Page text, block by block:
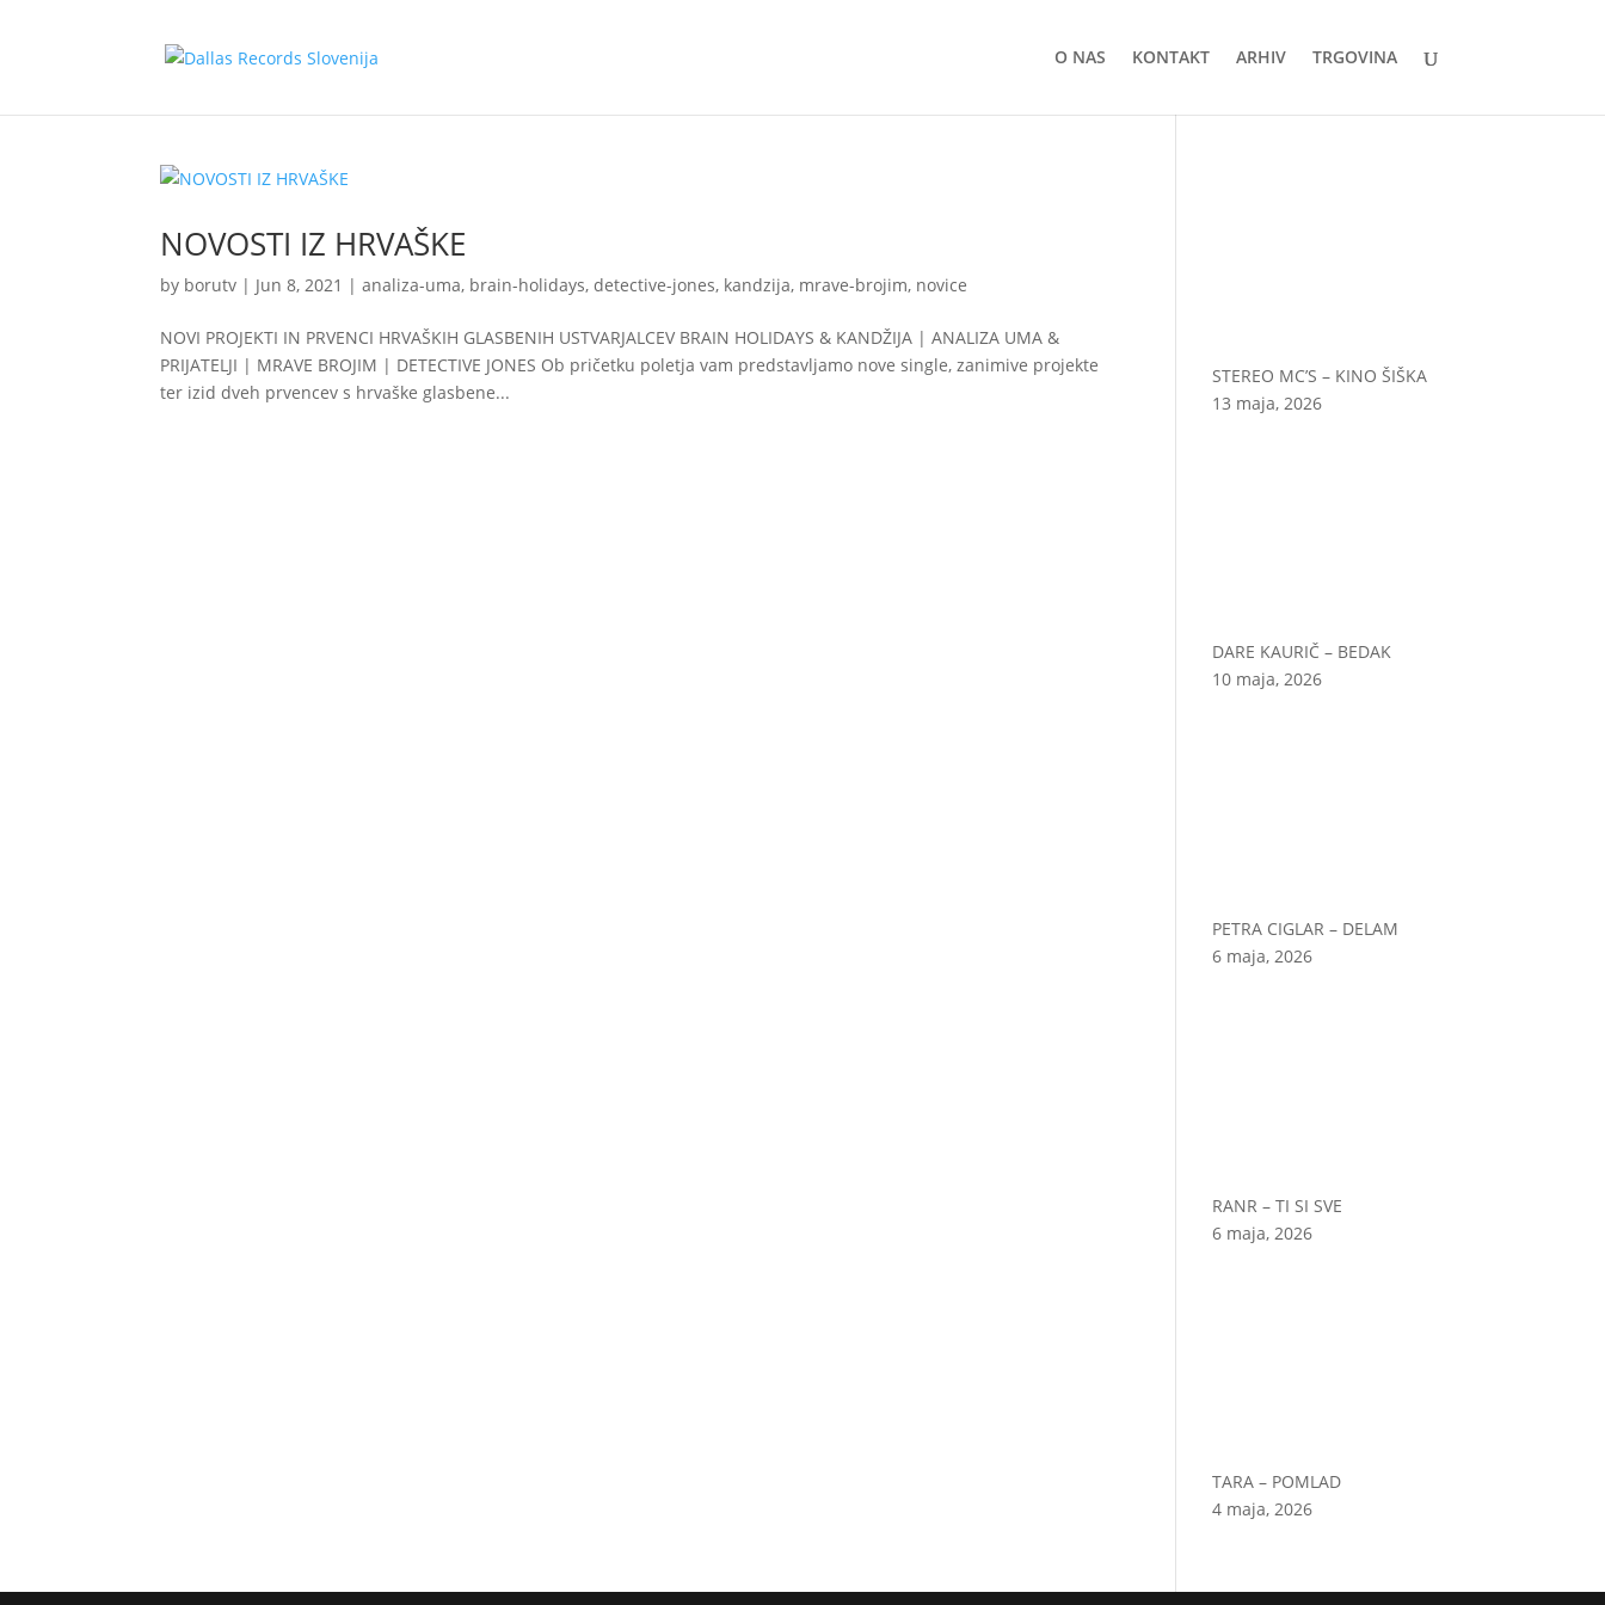
O NAS KONTAKT ARHIV TRGOVINA
NOVOSTI IZ HRVAŠKE
by borutv | Jun 8, 2021 |analiza-uma, brain-holidays,detective-jones, kandzija, mrave-brojim, novice
NOVI PROJEKTI IN PRVENCI HRVAŠKIH GLASBENIH USTVARJALCEV BRAIN HOLIDAYS & KANDŽIJA | ANALIZA UMA &
PRIJATELJI | MRAVE BROJIM | DETECTIVE JONES Ob pričetku poletja vam predstavljamo nove single, zanimive projekte
ter izid dveh prvencev s hrvaške glasbene...
STEREO MC’S – KINO ŠIŠKA
13 maja, 2026
DARE KAURIČ – BEDAK
10 maja, 2026
PETRA CIGLAR – DELAM
6 maja, 2026
RANR – TI SI SVE
6 maja, 2026
TARA – POMLAD
4 maja, 2026